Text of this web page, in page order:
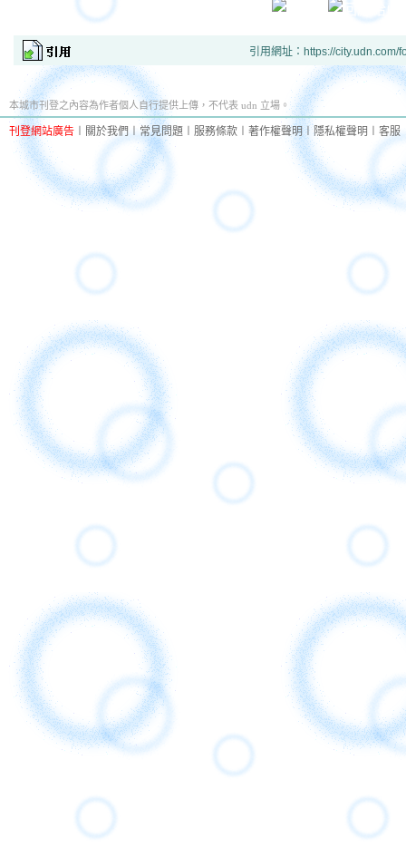
引用網址：https://
本城市刊登之內容為作者個人自行提供上傳，不代表 udn 立場。
刊登網站廣告 關於我們 ︱ 常見問題 服務條款 著作權聲明 ︱隱私權聲明 客服